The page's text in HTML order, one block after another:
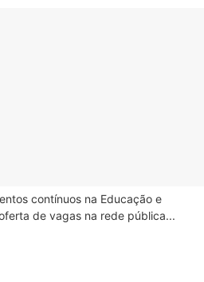
contínuos na Educação e
de vagas na rede pública...